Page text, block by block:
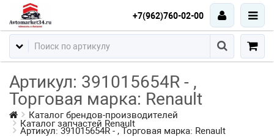
+7(962)760-02-00
Артикул: 391015654R - ,
Торговая марка: Renault
Каталог брендов-производителей
Каталог запчастей Renault
Артикул: 391015654R - , Торговая марка: Renault